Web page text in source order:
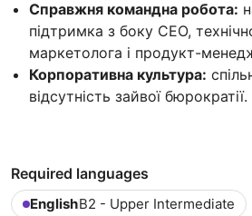
Справжня командна робота:
підтримка з боку CEO,
маркетолога і продукт-
Корпоративна культура:
відсутність зайвої бюрократії.
Required languages
EnglishB2 - Upper Intermediate